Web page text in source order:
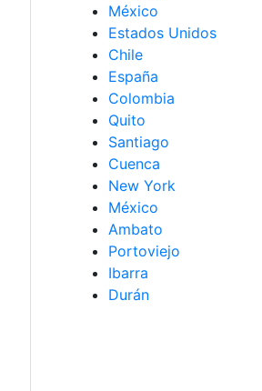
México
Estados Unidos
Chile
España
Colombia
Quito
Santiago
Cuenca
New York
México
Ambato
Portoviejo
Ibarra
Durán